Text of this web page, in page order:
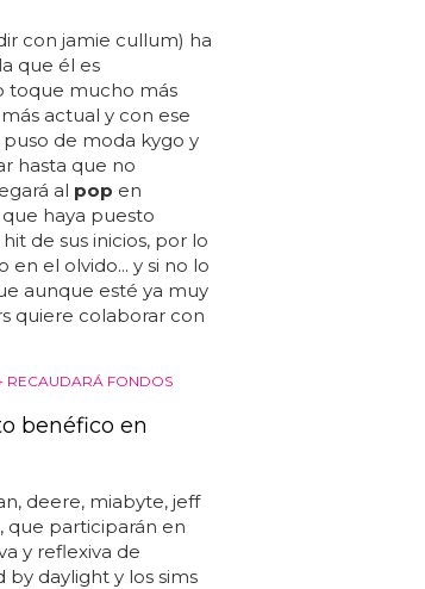
con jamie cullum) ha
que él es
toque mucho más
más actual y con ese
de moda kygo y
hasta que no
al pop en
haya puesto
de sus inicios, por lo
el olvido... y si no lo
aunque esté ya muy
quiere colaborar con
RECAUDARÁ FONDOS
benéfico en
deere, miabyte, jeff
que participarán en
y reflexiva de
by daylight y los sims